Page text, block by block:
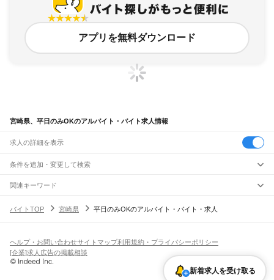
アプリを無料ダウンロード
宮崎県、平日のみOKのアルバイト・バイト求人情報
求人の詳細を表示
条件を追加・変更して検索
市区町村を追加・変更
宮崎県すべて
駅を追加・変更
市棚駅 北川駅日向長井駅 北延岡駅延岡駅南延岡駅 旭ケ丘駅 土々呂駅
日向市駅財光寺駅南日向駅美々津駅東都農駅都農駅川南駅高鍋駅日向新富駅
佐土原駅日向住吉駅蓮ケ池駅 南宮崎駅加納駅清武駅日向沓掛駅
西都城駅五十市駅
飲食・フードサービス
飲食・フードサービス
ホールスタッフ
皿洗い・洗い場精肉・鮮魚加工
バー（BAR）・バーテンダー
特徴を追加・変更
人気
髪型・髪色自由ひげOKネイルOK
関連キーワード
宮崎県 平日のみOK 島之内宮崎県 宮崎市 平日のみ
バイトTOP 宮崎県 平日のみOKのアルバイト・バイト・求人
新着求人を受け取る
ヘルプ・お問い合わせサイトマップ利用規約・プライバシーポリシー
[企業]求人広告の掲載相談